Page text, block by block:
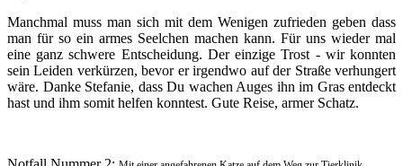
Manchmal muss man sich mit dem Wenigen zufrieden geben dass
man für so ein armes Seelchen machen kann. Für uns wieder mal
eine ganz schwere Entscheidung. Der einzige Trost - wir konnten
sein Leiden verkürzen, bevor er irgendwo auf der Straße verhungert
wäre. Danke Stefanie, dass Du wachen Auges ihn im Gras entdeckt
hast und ihm somit helfen konntest. Gute Reise, armer Schatz.